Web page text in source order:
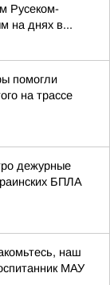
Русеком-
на днях в...
помогли
на трассе
дежурные
БПЛА
наш
МАУ